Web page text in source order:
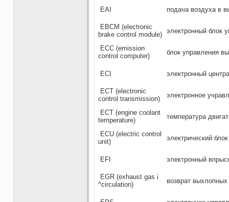
EAI подача воздуха в
ЕВСМ (electronic
brake control module)
электронный блок
ЕСС (emission
control computer)
блок управления
ECI электронный
ЕСТ (electronic
control transmission)
электронное
ЕСТ (engine coolant
temperature)
температура
ECU (electric control
unit)
электрический
EFI электронный
EGR (exhaust gas i
^circulation)
возврат выхлопных